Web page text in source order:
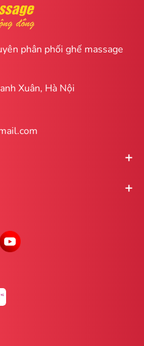
phân phối ghế massage
Xuân, Hà Nội